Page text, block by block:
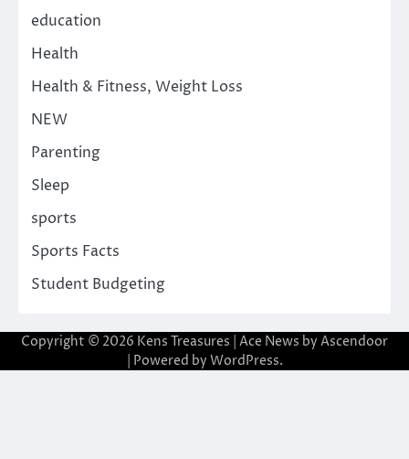
education
Health
Health & Fitness, Weight Loss
NEW
Parenting
Sleep
sports
Sports Facts
Student Budgeting
Copyright © 2026 Kens Treasures | Ace News by Ascendoor
| Powered by WordPress.